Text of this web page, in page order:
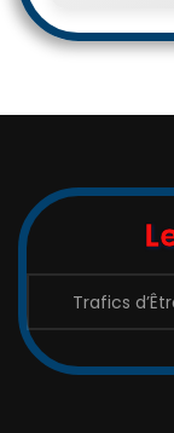
Catégories